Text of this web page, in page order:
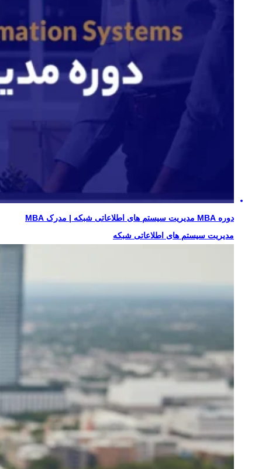
دوره MBA مدیریت سیستم های اطلاعاتی شبکه | مدرک MBA
مدیریت سیستم های اطلاعاتی شبکه